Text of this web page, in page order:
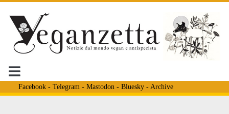
Facebook- Telegram - Mastodon - Bluesky- Archive